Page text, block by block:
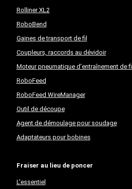
Rolliner XL2
RoboBend
Gaines de transport de fil
Coupleurs, raccords au dévidoir
Moteur pneumatique d’entraînement de fil
RoboFeed
RoboFeed WireManager
Outil de découpe
Agent de démoulage pour soudage
Adaptateurs pour bobines
Fraiser au lieu de poncer
L'essentiel